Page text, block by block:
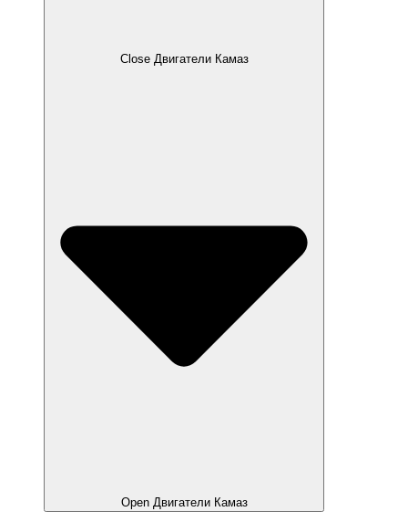
Close Двигатели Камаз
Open Двигатели Камаз